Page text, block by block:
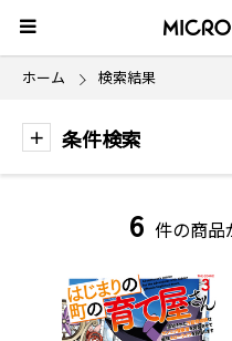
ホーム 検索結果
条件検索
6 件の商品